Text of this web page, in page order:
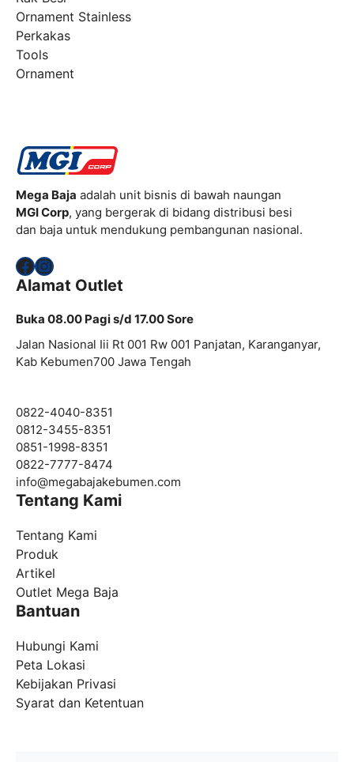
Ornament Stainless
Perkakas
Tools
Ornament
Mega Baja adalah unit bisnis di bawah naungan
MGI Corp, yang bergerak di bidang distribusi besi
dan baja untuk mendukung pembangunan nasional.
Facebook
Instagram
Alamat Outlet
Buka 08.00 Pagi s/d 17.00 Sore
Jalan Nasional Iii Rt 001 Rw 001 Panjatan, Karanganyar,
Kab Kebumen700 Jawa Tengah
0822-4040-8351
0812-3455-8351
0851-1998-8351
0822-7777-8474
info@megabajakebumen.com
Tentang Kami
Tentang Kami
Produk
Artikel
Outlet Mega Baja
Bantuan
Hubungi Kami
Peta Lokasi
Kebijakan Privasi
Syarat dan Ketentuan